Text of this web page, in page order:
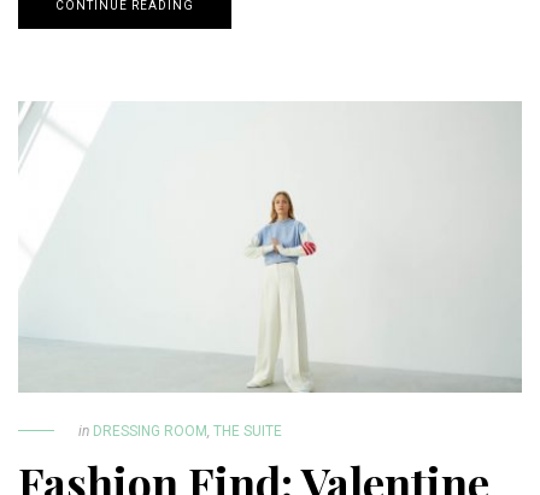
CONTINUE READING
in DRESSING ROOM, THE SUITE
Fashion Find: Valentine